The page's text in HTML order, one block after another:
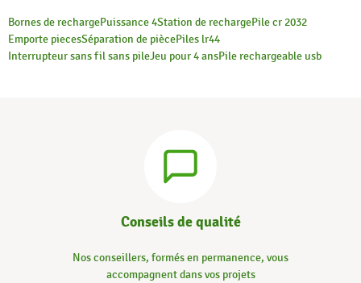
Bornes de rechargePuissance 4Station de rechargePile cr 2032
Emporte piecesSéparation de piècePiles lr44
Interrupteur sans fil sans pileJeu pour 4 ansPile rechargeable usb
Conseils de qualité
Nos conseillers, formés en permanence, vous
accompagnent dans vos projets